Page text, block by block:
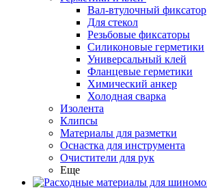
Вал-втулочный фиксатор
Для стекол
Резьбовые фиксаторы
Силиконовые герметики
Универсальный клей
Фланцевые герметики
Химический анкер
Холодная сварка
Изолента
Клипсы
Материалы для разметки
Оснастка для инструмента
Очистители для рук
Еще